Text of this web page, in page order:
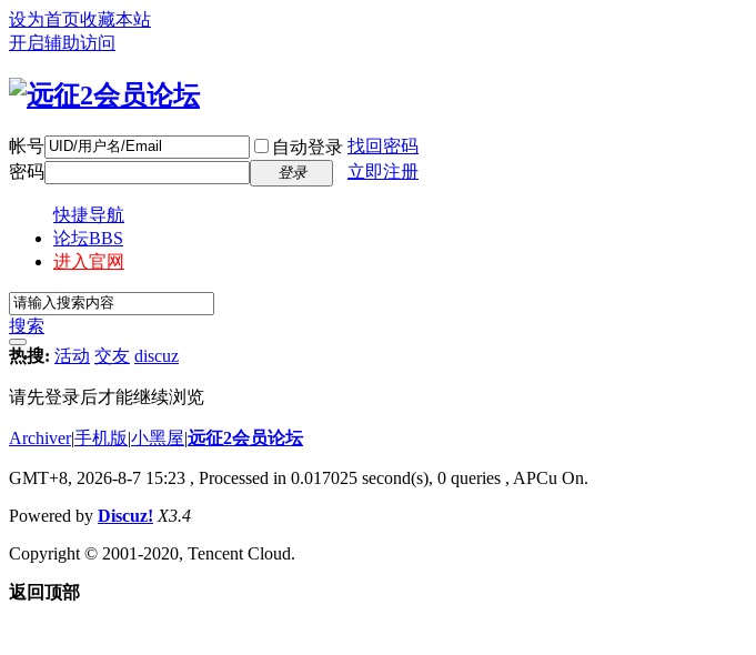
设为首页收藏本站
开启辅助访问
帐号 自动登录 找回密码
密码
登录 立即注册
快捷导航
论坛BBS
进入官网
搜索
热搜: 活动 交友 discuz
请先登录后才能继续浏览
Archiver|手机版|小黑屋|远征2会员论坛
GMT+8, 2026-8-7 15:23 , Processed in 0.017025 second(s), 0 queries , APCu On.
Powered by Discuz! X3.4
Copyright © 2001-2020, Tencent Cloud.
返回顶部